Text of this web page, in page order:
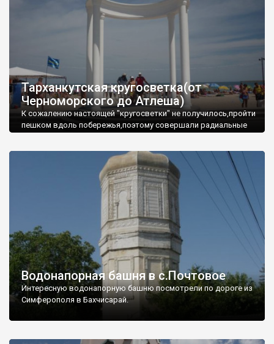
Тарханкутская кругосветка(от
Черноморского до Атлеша)
К сожалению настоящей "кругосветки" не получилось,пройти
пешком вдоль побережья,поэтому совершали радиальные
Водонапорная башня в с.Почтовое
Интересную водонапорную башню посмотрели по дороге из
Симферополя в Бахчисарай.